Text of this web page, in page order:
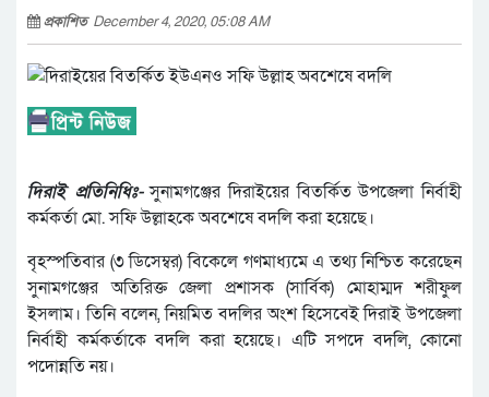
প্রকাশিত December 4, 2020, 05:08 AM
দিরাই প্রতিনিধিঃ-সুনামগঞ্জের দিরাইয়ের বিতর্কিত উপজেলা নির্বাহী
কর্মকর্তা মো. সফি উল্লাহকে অবশেষে বদলি করা হয়েছে।
বৃহস্পতিবার (৩ ডিসেম্বর) বিকেলে গণমাধ্যমে এ তথ্য নিশ্চিত করেছেন
সুনামগঞ্জের অতিরিক্ত জেলা প্রশাসক (সার্বিক) মোহাম্মদ শরীফুল
ইসলাম। তিনি বলেন, নিয়মিত বদলির অংশ হিসেবেই দিরাই উপজেলা
নির্বাহী কর্মকর্তাকে বদলি করা হয়েছে। এটি সপদে বদলি, কোনো
পদোন্নতি নয়।